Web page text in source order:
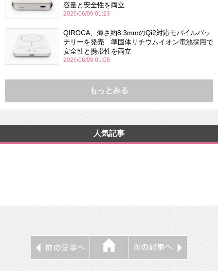
容量と安全性を両立
2026/06/09 01:23
QIROCA、薄さ約8.3mmのQi2対応モバイルバッ
テリーを発売 準固体リチウムイオン電池採用で
安全性と携帯性を両立
2026/06/09 01:08
もっとみる
人気記事